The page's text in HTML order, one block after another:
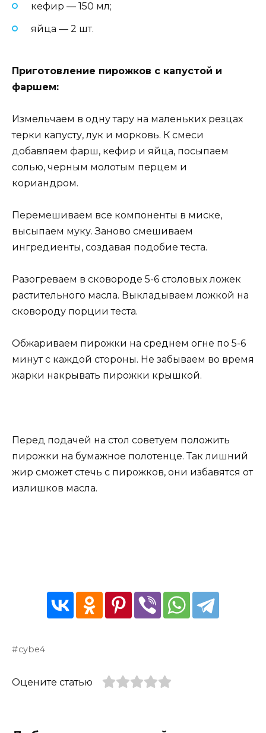
кефир — 150 мл;
яйца — 2 шт.
Приготовление пирожков с капустой и
фаршем:
Измельчаем в одну тару на маленьких резцах
терки капусту, лук и морковь. К смеси
добавляем фарш, кефир и яйца, посыпаем
солью, черным молотым перцем и
кориандром.
Перемешиваем все компоненты в миске,
высыпаем муку. Заново смешиваем
ингредиенты, создавая подобие теста.
Разогреваем в сковороде 5-6 столовых ложек
растительного масла. Выкладываем ложкой на
сковороду порции теста.
Обжариваем пирожки на среднем огне по 5-6
минут с каждой стороны. Не забываем во время
жарки накрывать пирожки крышкой.
Перед подачей на стол советуем положить
пирожки на бумажное полотенце. Так лишний
жир сможет стечь с пирожков, они избавятся от
излишков масла.
cybe4
Оцените статью